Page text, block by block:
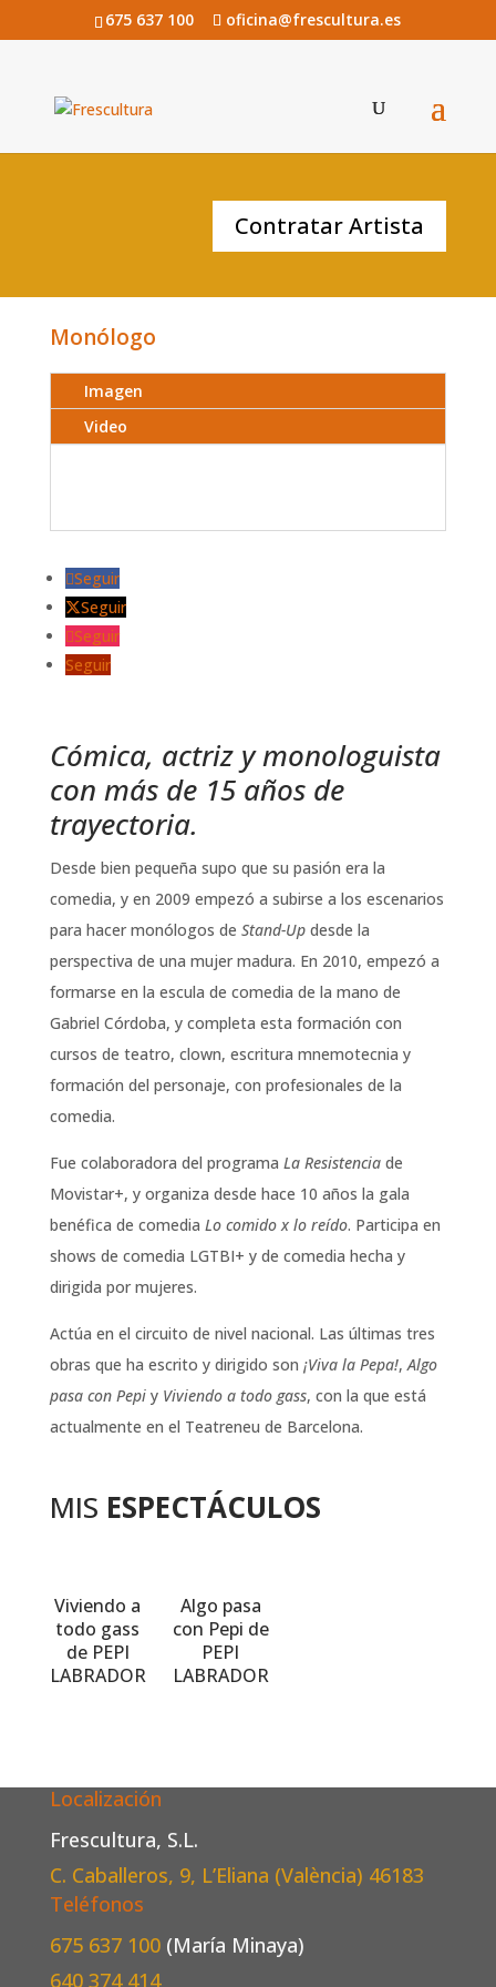
675 637 100 oficina@frescultura.es
Contratar Artista
Monólogo
Imagen
Video
Seguir
Seguir
Seguir
Seguir
Cómica, actriz y monologuista
con más de 15 años de
trayectoria.
Desde bien pequeña supo que su pasión era la
comedia, y en 2009 empezó a subirse a los escenarios
para hacer monólogos de Stand-Updesde la
perspectiva de una mujer madura. En 2010, empezó a
formarse en la escula de comedia de la mano de
Gabriel Córdoba, y completa esta formación con
cursos de teatro, clown, escritura mnemotecnia y
formación del personaje, con profesionales de la
comedia.
Fue colaboradora del programa La Resistenciade
Movistar+, y organiza desde hace 10 años la gala
benéfica de comedia Lo comido x lo reído. Participa en
shows de comedia LGTBI+ y de comedia hecha y
dirigida por mujeres.
Actúa en el circuito de nivel nacional. Las últimas tres
obras que ha escrito y dirigido son ¡Viva la Pepa!,Algo
pasa con Pepiy Viviendo a todo gass, con la que está
actualmente en el Teatreneu de Barcelona.
MIS ESPECTÁCULOS
Viviendo a
todo gass
de PEPI
LABRADOR
Algo pasa
con Pepi de
PEPI
LABRADOR
Localización
Frescultura, S.L.
C. Caballeros, 9, L’Eliana (València) 46183
Teléfonos
675 637 100 (María Minaya)
640 374 414